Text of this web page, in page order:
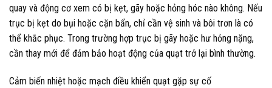
quay và động cơ xem có bị kẹt, gãy hoặc hỏng hóc nào không. Nếu
trục bị kẹt do bụi hoặc cặn bẩn, chỉ cần vệ sinh và bôi trơn là có
thể khắc phục. Trong trường hợp trục bị gãy hoặc hư hỏng nặng,
cần thay mới để đảm bảo hoạt động của quạt trở lại bình thường.
Cảm biến nhiệt hoặc mạch điều khiển quạt gặp sự cố